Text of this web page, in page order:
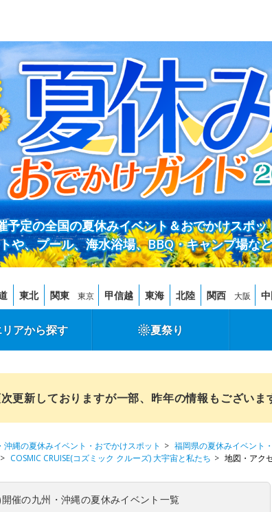
予定の全国の夏休みイベント＆おでかけスポ
や、プール、海水浴場、BBQ・キャンプ場な
東北 関東 東京 甲信越 東海 北陸 関西 大阪
リアから探す 夏祭り
更新しておりますが一部、昨年の情報もございま
沖縄の夏休みイベント・おでかけスポット
福岡県の夏休みイベント
COSMIC CRUISE(コズミック クルーズ) 大宇宙と私たち 地図・アク
催の九州・沖縄の夏休みイベント一覧